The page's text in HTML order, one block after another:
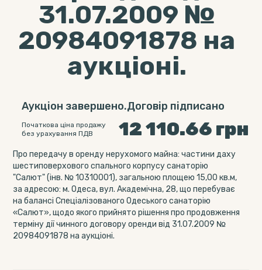
31.07.2009 №
20984091878 на
аукціоні.
Аукціон завершено.Договір підписано
Початкова ціна продажу
без урахування ПДВ
12 110.66 грн
Про передачу в оренду нерухомого майна: частини даху
шестиповерхового спального корпусу санаторію
"Салют" (інв. № 10310001), загальною площею 15,00 кв.м,
за адресою: м. Одеса, вул. Академічна, 28, що перебуває
на балансі Спеціалізованого Одеського санаторію
«Салют», щодо якого прийнято рішення про продовження
терміну дії чинного договору оренди від 31.07.2009 №
20984091878 на аукціоні.